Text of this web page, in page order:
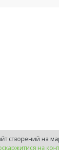
створений на
на